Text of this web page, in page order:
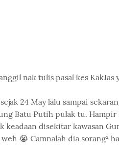
nak tulis pasal kes KakJas
24 May lalu sampai
Batu Putih pulak tu.
keadaan disekitar kawasan
😭 Camnalah dia sorang²